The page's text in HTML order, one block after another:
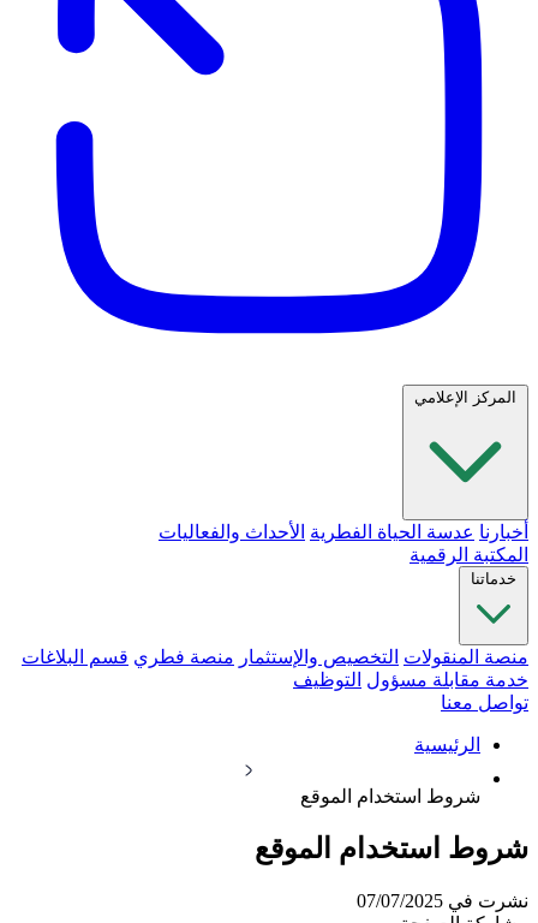
المركز الإعلامي
أخبارنا عدسة الحياة الفطرية الأحداث والفعاليات
المكتبة الرقمية
خدماتنا
منصة المنقولات التخصيص والإستثمار منصة فطري قسم البلاغات
خدمة مقابلة مسؤول التوظيف
تواصل معنا
الرئيسية
شروط استخدام الموقع
شروط استخدام الموقع
نشرت في 07/07/2025